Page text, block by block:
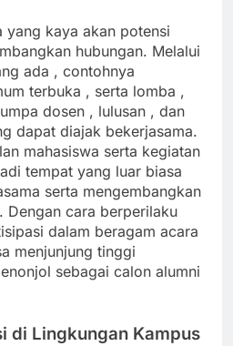
yang kaya akan potensi
hubungan. Melalui
ada , contohnya
terbuka , serta lomba ,
dosen , lulusan , dan
dapat diajak bekerjasama.
mahasiswa serta kegiatan
tempat yang luar biasa
serta mengembangkan
Dengan cara berperilaku
dalam beragam acara
menjunjung tinggi
sebagai calon alumni
di Lingkungan Kampus